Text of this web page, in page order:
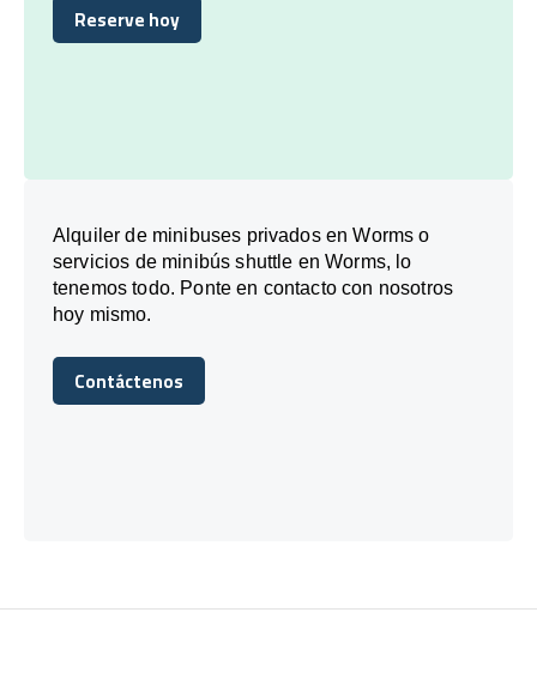
Reserve hoy
Reserve hoy
Alquiler de minibuses privados en Worms o
servicios de minibús shuttle en Worms, lo
tenemos todo. Ponte en contacto con nosotros
hoy mismo.
Contáctenos
Contáctenos